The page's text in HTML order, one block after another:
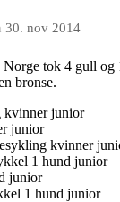
30. nov 2014
tok 4 gull og
bronse.
kvinner junior
junior
kvinner
1 hund junior
junior
1 hund junior